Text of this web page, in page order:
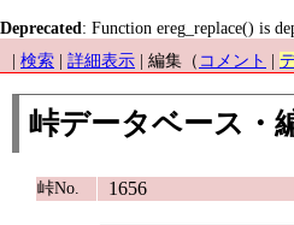
Deprecated: Function ereg_replace() is
検索 詳細表示 | 編集（ コメント
峠データベース・
峠No. 1656